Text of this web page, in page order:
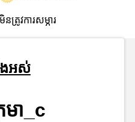
ត្រូវការសម្ភារ
ងអស់
ា_c